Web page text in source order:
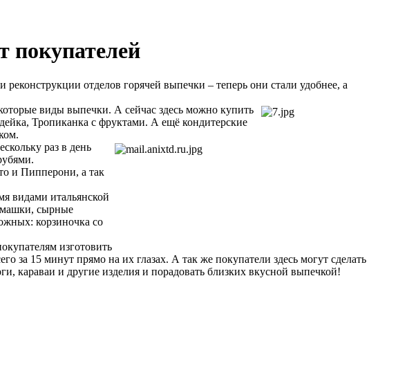
покупателей
отделов горячей выпечки – теперь они стали удобнее, а
виды выпечки. А сейчас здесь можно купить
Тропиканка с фруктами. А ещё кондитерские
раз в день
и Пипперони, а так
видами итальянской
сырные
корзиночка со
изготовить
за 15 минут прямо на их глазах. А так же покупатели здесь могут сделать
караваи и другие изделия и порадовать близких вкусной выпечкой!